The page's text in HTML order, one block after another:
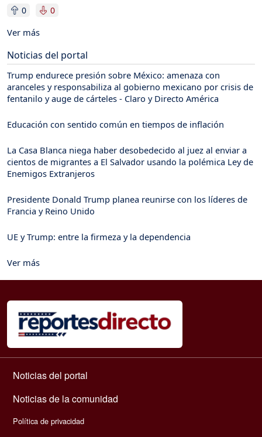
0 0
Ver más
Noticias del portal
Trump endurece presión sobre México: amenaza con
aranceles y responsabiliza al gobierno mexicano por crisis de
fentanilo y auge de cárteles - Claro y Directo América
Educación con sentido común en tiempos de inflación
La Casa Blanca niega haber desobedecido al juez al enviar a
cientos de migrantes a El Salvador usando la polémica Ley de
Enemigos Extranjeros
Presidente Donald Trump planea reunirse con los líderes de
Francia y Reino Unido
UE y Trump: entre la firmeza y la dependencia
Ver más
Navegación principal
Noticias del portal
Noticias de la comunidad
Política de privacidad